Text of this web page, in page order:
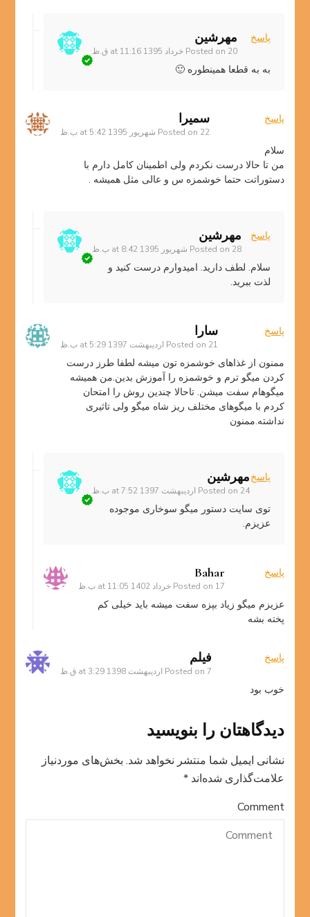
مهرشین
Posted on 20 خرداد 1395 at 11:16 ق.ظ
پاسخ
به به قطعا همینطوره 🙂
سمیرا
Posted on 22 شهریور 1395 at 5:42 ب.ظ
پاسخ
سلام
من تا حالا درست نکردم ولی اطمینان کامل دارم با
دستوراتت حتما خوشمزه س و عالی مثل همیشه .
مهرشین
Posted on 28 شهریور 1395 at 8:42 ب.ظ
پاسخ
سلام. لطف دارید. امیدوارم درست کنید و
لذت ببرید.
سارا
Posted on 21 اردیبهشت 1397 at 5:29 ب.ظ
پاسخ
ممنون از غذاهای خوشمزه تون میشه لطفا طرز درست
کردن میگو ترم و خوشمزه را آموزش بدین.من همیشه
میگوهام سفت میشن. تاحالا چندین روش را امتحان
کردم با میگوهای مختلف ریز شاه میگو ولی تاثیری
نداشته.ممنون
مهرشین
Posted on 24 اردیبهشت 1397 at 7:52 ب.ظ
پاسخ
توی سایت دستور میگو سوخاری موجوده
عزیزم.
Bahar
Posted on 17 خرداد 1402 at 11:05 ب.ظ
پاسخ
عزیزم میگو زیاد بپزه سفت میشه باید خیلی کم
پخته بشه
فیلم
Posted on7 اردیبهشت 1398 at 3:29 ق.ظ
پاسخ
خوب بود
دیدگاهتان را بنویسید
نشانی ایمیل شما منتشر نخواهد شد. بخش‌های موردنیاز
علامت‌گذاری شده‌اند*
Comment